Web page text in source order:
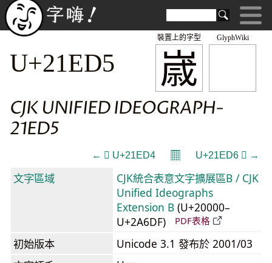
GlyphWiki
𡻕
裝置上的字型
U+21ED5
CJK UNIFIED IDEOGRAPH-
21ED5
← 𡻔 U+21ED4 𝄜 U+21ED6 𡻖 →
文字區域
CJK統合表意文字擴展區B / CJK
Unified Ideographs
Extension B (U+20000–
U+2A6DF)
PDF表格
初始版本
Unicode 3.1 發布於 2001/03